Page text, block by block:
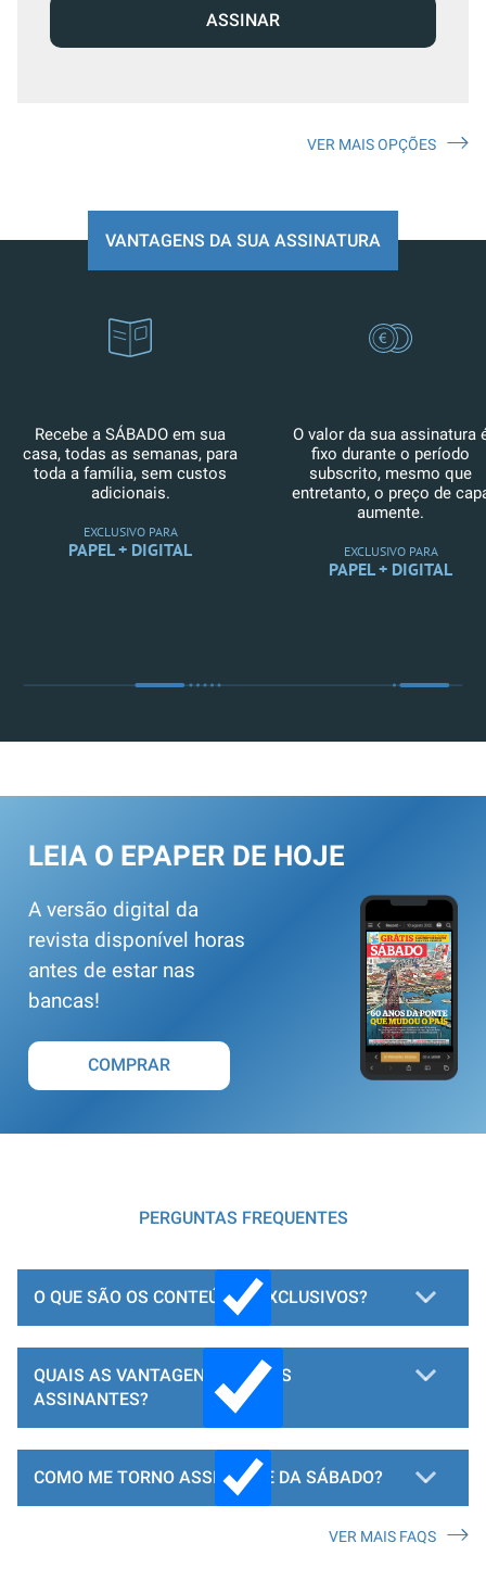
ASSINAR
VER MAIS OPÇÕES
VANTAGENS DA SUA ASSINATURA
Recebe a SÁBADO em sua
casa, todas as semanas, para
toda a família, sem custos
adicionais.
EXCLUSIVO PARA
PAPEL + DIGITAL
O valor da sua assinatura
fixo durante o período
subscrito, mesmo que
entretanto, o preço de
aumente.
EXCLUSIVO PARA
PAPEL + DIGITAL
LEIA O EPAPER DE HOJE
A versão digital da
revista disponível horas
antes de estar nas
bancas!
COMPRAR
PERGUNTAS FREQUENTES
O QUE SÃO OS CONTEÚDOS EXCLUSIVOS?
QUAIS AS VANTAGENS PARA OS
ASSINANTES?
COMO ME TORNO ASSINANTE DA SÁBADO?
VER MAIS FAQS